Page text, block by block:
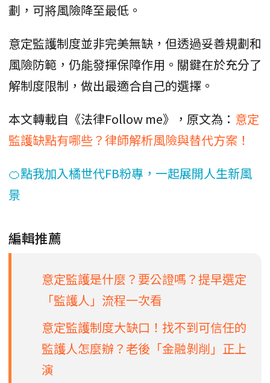
劃，可將風險降至最低。
意定監護制度並非完美無缺，但透過妥善規劃和
風險防範，仍能發揮保障作用。關鍵在於充分了
解制度限制，做出最適合自己的選擇。
本文轉載自《法律Follow me》，原文為： 意定
監護缺點有哪些？律師解析風險與替代方案！
🍊點我加入橘世代FB粉專，一起展開人生新風
景
編輯推薦
意定監護是什麼？要公證嗎？提早選定
「監護人」流程一次看
意定監護制度大缺口！找不到可信任的
監護人怎麼辦？老後「金融剝削」正上
演